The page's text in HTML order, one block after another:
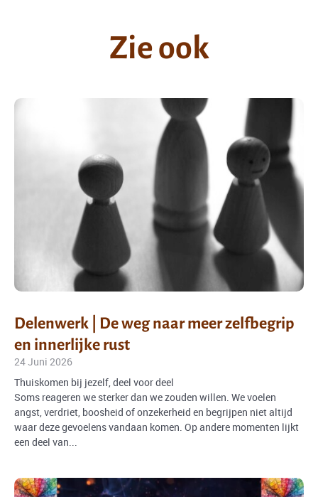
Zie ook
Delenwerk | De weg naar meer zelfbegrip
en innerlijke rust
24 Juni 2026
Thuiskomen bij jezelf, deel voor deel
Soms reageren we sterker dan we zouden willen. We voelen
angst, verdriet, boosheid of onzekerheid en begrijpen niet altijd
waar deze gevoelens vandaan komen. Op andere momenten lijkt
een deel van...